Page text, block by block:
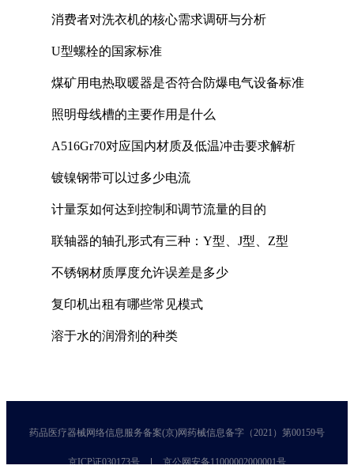
消费者对洗衣机的核心需求调研与分析
U型螺栓的国家标准
煤矿用电热取暖器是否符合防爆电气设备标准
照明母线槽的主要作用是什么
A516Gr70对应国内材质及低温冲击要求解析
镀镍钢带可以过多少电流
计量泵如何达到控制和调节流量的目的
联轴器的轴孔形式有三种：Y型、J型、Z型
不锈钢材质厚度允许误差是多少
复印机出租有哪些常见模式
溶于水的润滑剂的种类
药品医疗器械网络信息服务备案(京)网药械信息备字（2021）第00159号
京ICP证030173号 京公网安备11000002000001号